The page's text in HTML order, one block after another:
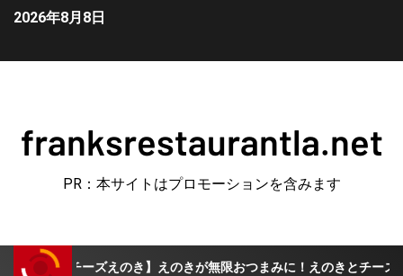
2026年8月8日
franksrestaurantla.net
PR：本サイトはプロモーションを含みます
ズえのき】えのきが無限おつまみに！えのきとチーズだけ♪